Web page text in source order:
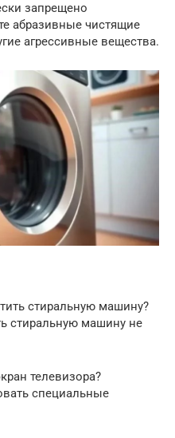
запрещено
абразивные чистящие
агрессивные вещества.
стиральную машину?
стиральную машину не
телевизора?
специальные